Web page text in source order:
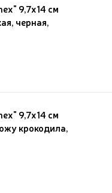
9,7x14 см
черная,
клапан с
карты,
9,7x14 см
крокодила,
с
с 3-мя